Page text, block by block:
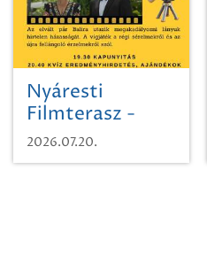
Nyáresti
Filmterasz -
Beugró a
Paradicsomba
2026.07.20.